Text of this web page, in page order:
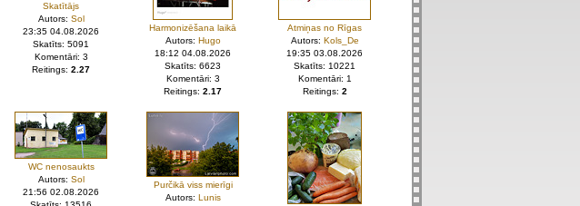
Skatītājs
Autors: Sol
23:35 04.08.2026
Skatīts: 5091
Komentāri: 3
Reitings: 2.27
Harmonizēšana laikā
Autors: Hugo
18:12 04.08.2026
Skatīts: 6623
Komentāri: 3
Reitings: 2.17
Atmiņas no Rīgas
Autors: Kols_De
19:35 03.08.2026
Skatīts: 10221
Komentāri: 1
Reitings: 2
WC nenosaukts
Autors: Sol
21:56 02.08.2026
Purčikā viss mierīgi
Autors: Lunis